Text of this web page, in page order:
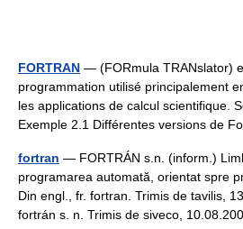
FORTRAN — (FORmula TRANslator)
programmation utilisé principalement
les applications de calcul scientifique.
Exemple 2.1 Différentes versions de
fortran — FORTRÁN s.n. (inform.)
programarea automată, orientat spre
Din engl., fr. fortran. Trimis de tavilis,
fortrán s. n. Trimis de siveco,